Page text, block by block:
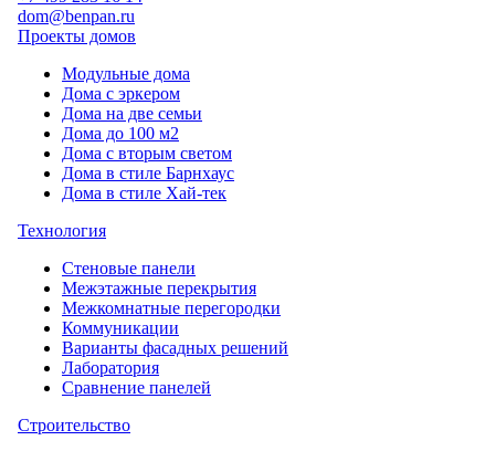
dom@benpan.ru
Проекты домов
Модульные дома
Дома с эркером
Дома на две семьи
Дома до 100 м2
Дома с вторым светом
Дома в стиле Барнхаус
Дома в стиле Хай-тек
Технология
Стеновые панели
Межэтажные перекрытия
Межкомнатные перегородки
Коммуникации
Варианты фасадных решений
Лаборатория
Сравнение панелей
Строительство